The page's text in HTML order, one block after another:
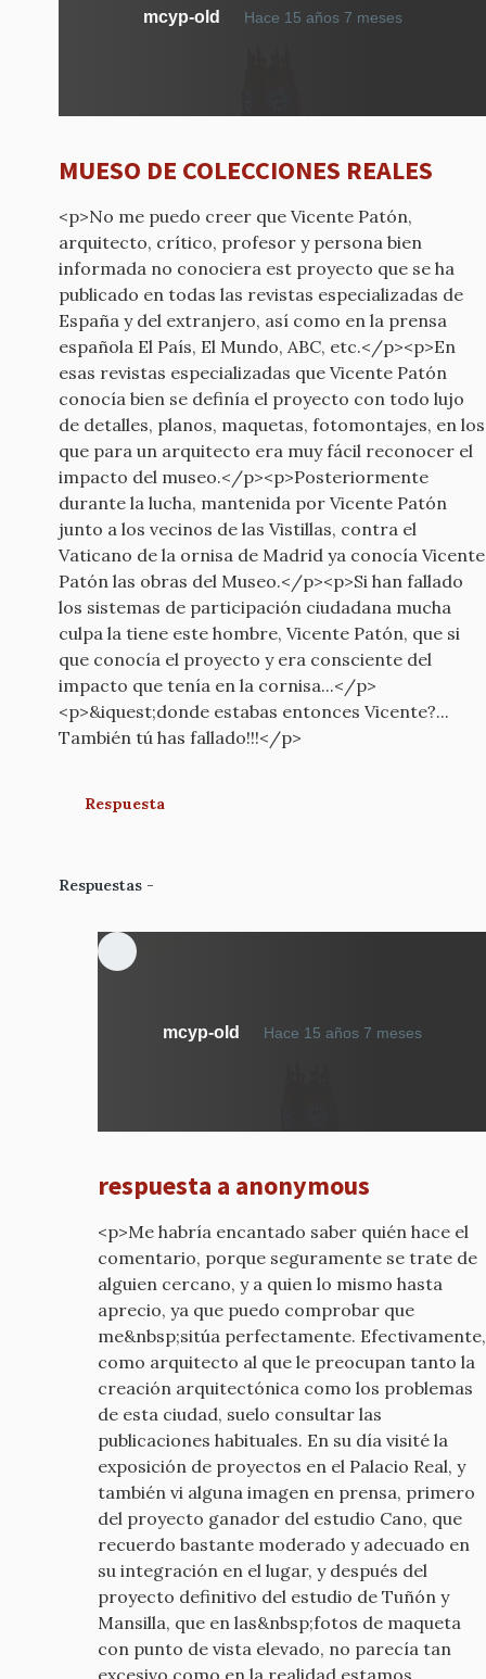
mcyp-old Hace 15 años 7 meses
MUESO DE COLECCIONES REALES
<p>No me puedo creer que Vicente Patón,
arquitecto, crítico, profesor y persona bien
informada no conociera est proyecto que se ha
publicado en todas las revistas especializadas de
España y del extranjero, así como en la prensa
española El País, El Mundo, ABC, etc.</p><p>En
esas revistas especializadas que Vicente Patón
conocía bien se definía el proyecto con todo lujo
de detalles, planos, maquetas, fotomontajes, en los
que para un arquitecto era muy fácil reconocer el
impacto del museo.</p><p>Posteriormente
durante la lucha, mantenida por Vicente Patón
junto a los vecinos de las Vistillas, contra el
Vaticano de la ornisa de Madrid ya conocía Vicente
Patón las obras del Museo.</p><p>Si han fallado
los sistemas de participación ciudadana mucha
culpa la tiene este hombre, Vicente Patón, que si
que conocía el proyecto y era consciente del
impacto que tenía en la cornisa...</p>
<p>&iquest;donde estabas entonces Vicente?...
También tú has fallado!!!</p>
Respuesta
Respuestas
mcyp-old Hace 15 años 7 mesesEn
DE
mcyp-
old
respuesta a anonymous
<p>Me habría encantado saber quién hace el
comentario, porque seguramente se trate de
alguien cercano, y a quien lo mismo hasta
aprecio, ya que puedo comprobar que
me&nbsp;sitúa perfectamente. Efectivamente,
como arquitecto al que le preocupan tanto la
creación arquitectónica como los problemas
de esta ciudad, suelo consultar las
publicaciones habituales. En su día visité la
exposición de proyectos en el Palacio Real, y
también vi alguna imagen en prensa, primero
del proyecto ganador del estudio Cano, que
recuerdo bastante moderado y adecuado en
su integración en el lugar, y después del
proyecto definitivo del estudio de Tuñón y
Mansilla, que en las&nbsp;fotos de maqueta
con punto de vista elevado, no parecía tan